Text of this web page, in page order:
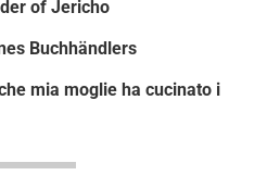
of Jericho
Buchhändlers
mia moglie ha cucinato i